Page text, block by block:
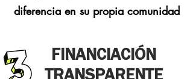
diferencia en su propia comunidad
FINANCIACIÓN